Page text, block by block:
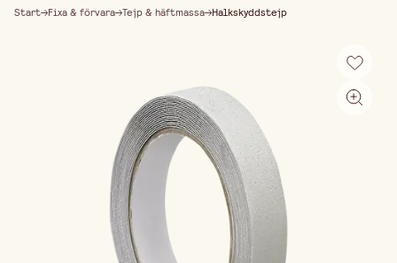
Start Fixa & förvara Tejp & häftmassa Halkskyddstejp